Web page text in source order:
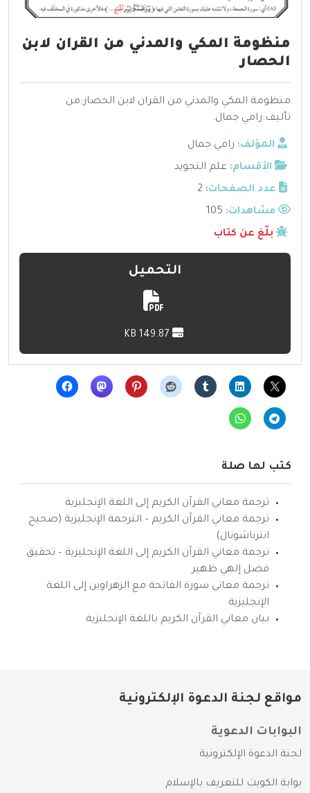
منظومة المكي والمدني من القران لابن
الحصار
منظومة المكي والمدني من القران لابن الحصار:من
تأليف:رامي جمال.
المؤلف: رامي جمال
الأقسام: علم التجويد
عدد الصفحات: 2
مشاهدات:
بلّغ عن كتاب
التحميل
كتب لها صلة
ترجمة معاني القرآن الكريم إلى اللغة الإنجليزية
ترجمة معاني القرآن الكريم – الترجمة الإنجليزية (صحيح
انترناشونال)
ترجمة معاني القرآن الكريم إلى اللغة الإنجليزية – تحقيق
فضل إلهي ظهير
ترجمة معاني سورة الفاتحة مع الزهراوين إلى اللغة
الإنجليزية
بيان معاني القرآن الكريم باللغة الإنجليزية
مواقع لجنة الدعوة الإلكترونية
البوابات الدعوية
لجنة الدعوة الإلكترونية
بوابة الكويت للتعريف بالإسلام